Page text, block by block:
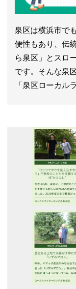
泉区は横浜市で
便性もあり、伝
ら泉区」とスロ
です。そんな泉
「泉区ローカル